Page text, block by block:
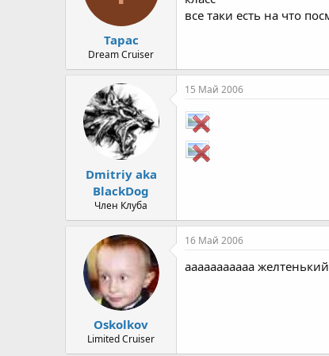
Тарас
Dream Cruiser
все таки есть на что
Dmitriy aka
BlackDog
Член Клуба
15 Май 2006
Oskolkov
Limited Cruiser
16 Май 2006
ааааааааааа